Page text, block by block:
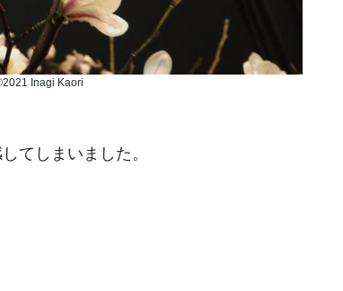
Inagi Kaori
てしまいました。